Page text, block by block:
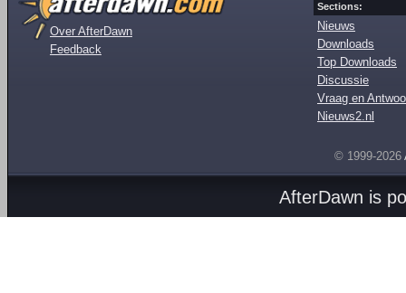
Over AfterDawn
Feedback
Sections:
Nieuws
Downloads
Top Downloads
Discussie
Vraag en
Nieuws2.nl
© 1999-2026
AfterDawn is